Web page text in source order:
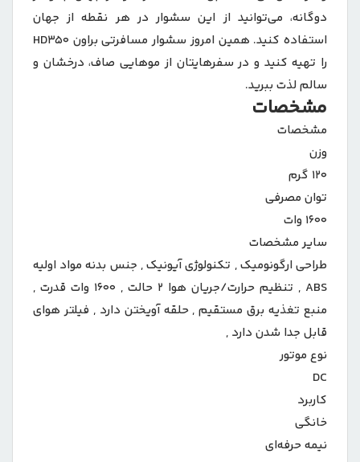
دوگانه، می‌توانید از این سشوار در هر نقطه از جهان
استفاده کنید. همین امروز سشوار مسافرتی براون HD350
را تهیه کنید و در سفرهایتان از موهایی صاف، درخشان و
سالم لذت ببرید.
مشخصات
مشخصات
وزن
۱۲۰ گرم
توان مصرفی
۱۶۰۰ وات
سایر مشخصات
طراحی ارگونومیک , تکنولوژی آیونیک , جنس بدنه مواد اولیه
ABS , تنظیم حرارت/جریان هوا ۲ حالت , ۱۶۰۰ وات قدرت ,
منبع تغذیه برق مستقیم , حلقه آویختن دارد , فیلتر هوای
قابل جدا شدن دارد ,
نوع موتور
DC
کاربرد
خانگی
نیمه حرفه‌ای